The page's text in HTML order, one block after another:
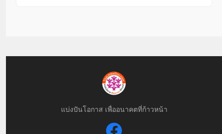
แบ่งปันโอกาส เพื่ออนาคตที่ก้าวหน้า